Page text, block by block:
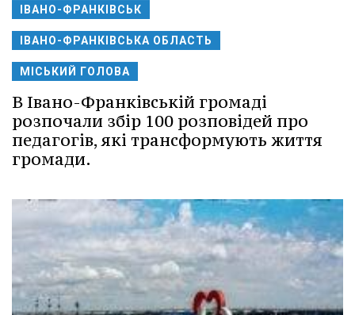
ІВАНО-ФРАНКІВСЬК
ІВАНО-ФРАНКІВСЬКА ОБЛАСТЬ
МІСЬКИЙ ГОЛОВА
В Івано-Франківській громаді
розпочали збір 100 розповідей про
педагогів, які трансформують життя
громади.